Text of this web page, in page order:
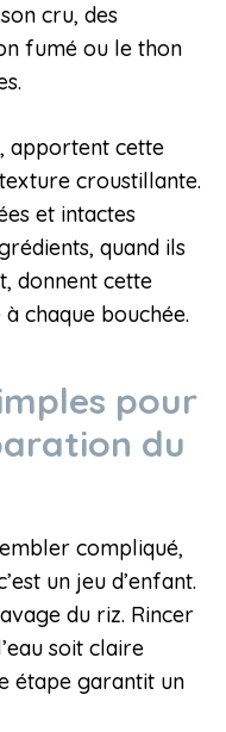
cru, des
fumé ou le thon
apportent cette
croustillante.
et intactes
quand ils
donnent cette
chaque bouchée.
pour
du
compliqué,
un jeu d’enfant.
du riz. Rincer
soit claire
étape garantit un